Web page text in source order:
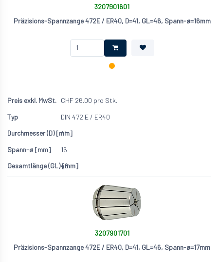
3207901601
Präzisions-Spannzange 472E / ER40, D=41, GL=46, Spann-ø=16mm
CHF 26.00 pro Stk.
DIN 472 E / ER40
41
16
46
3207901701
Präzisions-Spannzange 472E / ER40, D=41, GL=46, Spann-ø=17mm